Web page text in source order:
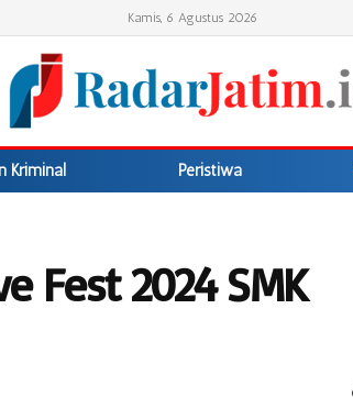
Kamis, 6 Agustus 2026
Kriminal Peristiwa
Fest 2024 SMK